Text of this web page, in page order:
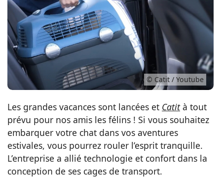
© Catit / Youtube
Les grandes vacances sont lancées et Catità tout
prévu pour nos amis les félins ! Si vous souhaitez
embarquer votre chat dans vos aventures
estivales, vous pourrez rouler l’esprit tranquille.
L’entreprise a allié technologie et confort dans la
conception de ses cages de transport.